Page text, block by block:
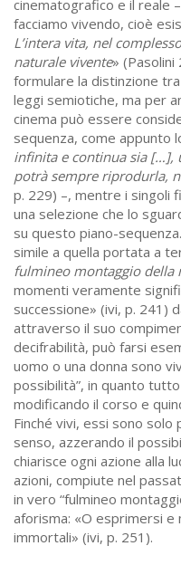
cinematografico e il reale
facciamo vivendo, cioè
L’intera vita, nel
naturale vivente» (Pasolini
formulare la distinzione
leggi semiotiche, ma per
cinema può essere
sequenza, come appunto
infinita e continua sia […],
potrà sempre riprodurla,
p. 229) –, mentre i singoli
una selezione che lo
su questo piano-
simile a quella portata a
fulmineo montaggio della
momenti veramente
successione» (ivi, p. 241)
attraverso il suo
decifrabilità, può farsi
uomo o una donna sono
possibilità”, in quanto
modificando il corso e
Finché vivi, essi sono
senso, azzerando il
chiarisce ogni azione alla
azioni, compiute nel
in vero “fulmineo
aforisma: «O esprimersi
immortali» (ivi, p. 251).